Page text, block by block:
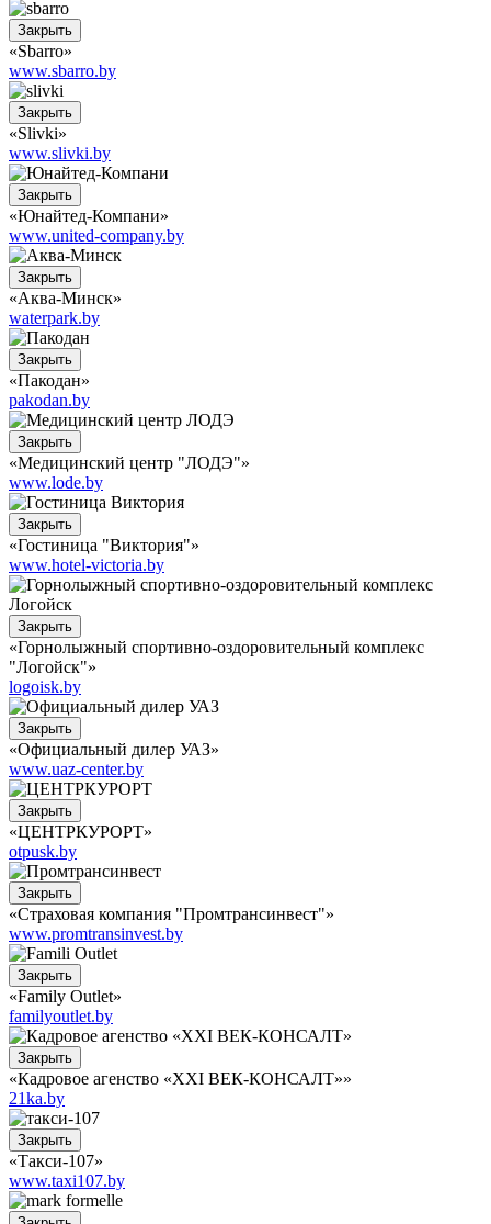
Закрыть
«Sbarro»
www.sbarro.by
Закрыть
«Slivki»
www.slivki.by
Закрыть
«Юнайтед-Компани»
www.united-company.by
Закрыть
«Аква-Минск»
waterpark.by
Закрыть
«Пакодан»
pakodan.by
Закрыть
«Медицинский центр "ЛОДЭ"»
www.lode.by
Закрыть
«Гостиница "Виктория"»
www.hotel-victoria.by
Закрыть
«Горнолыжный спортивно-оздоровительный комплекс
"Логойск"»
logoisk.by
Закрыть
«Официальный дилер УАЗ»
www.uaz-center.by
Закрыть
«ЦЕНТРКУРОРТ»
otpusk.by
Закрыть
«Страховая компания "Промтрансинвест"»
www.promtransinvest.by
Закрыть
«Family Outlet»
familyoutlet.by
Закрыть
«Кадровое агенство «XXI ВЕК-КОНСАЛТ»»
21ka.by
Закрыть
«Такси-107»
www.taxi107.by